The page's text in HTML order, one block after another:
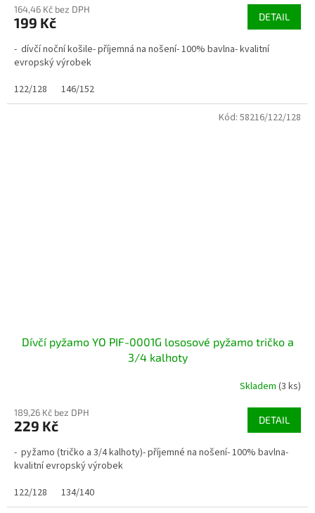
164,46 Kč bez DPH
199 Kč DETAIL
- dívčí noční košile- příjemná na nošení- 100% bavlna- kvalitní
evropský výrobek
122/128
146/152
Dívčí pyžamo YO PIF-0001G lososové pyžamo tričko a
3/4 kalhoty
Skladem (3 ks)
189,26 Kč bez DPH
229 Kč DETAIL
- pyžamo (tričko a 3/4 kalhoty)- příjemné na nošení- 100% bavlna-
kvalitní evropský výrobek
122/128
134/140
Kód: 58216/122/128